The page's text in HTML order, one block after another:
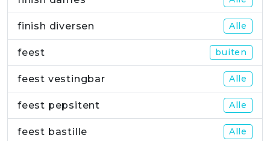
finish diversen Alle
feest buiten
feest vestingbar Alle
feest pepsitent Alle
feest bastille Alle